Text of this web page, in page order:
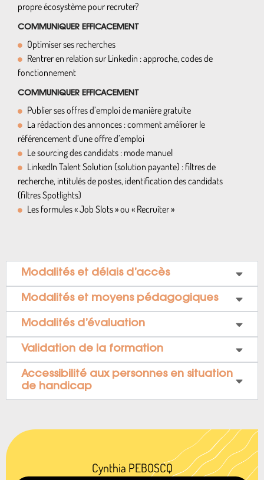
propre écosystème pour recruter?
COMMUNIQUER EFFICACEMENT
Optimiser ses recherches
Rentrer en relation sur Linkedin : approche, codes de
fonctionnement
COMMUNIQUER EFFICACEMENT
Publier ses offres d’emploi de manière gratuite
La rédaction des annonces : comment améliorer le
référencement d’une offre d’emploi
Le sourcing des candidats : mode manuel
LinkedIn Talent Solution (solution payante) : filtres de
recherche, intitulés de postes, identification des candidats
(filtres Spotlights)
Les formules « Job Slots » ou « Recruiter »
Modalités et délais d’accès
Modalités et moyens pédagogiques
Modalités d’évaluation
Validation de la formation
Accessibilité aux personnes en situation
de handicap
Cynthia PEBOSCQ